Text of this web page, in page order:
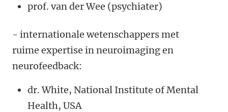
prof. van der Wee (psychiater)
- internationale wetenschappers met
ruime expertise in neuroimaging en
neurofeedback:
dr. White, National Institute of Mental
Health, USA